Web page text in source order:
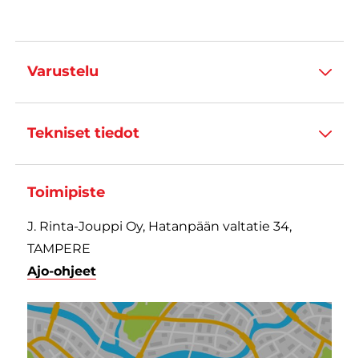
Varustelu
Tekniset tiedot
Toimipiste
J. Rinta-Jouppi Oy, Hatanpään valtatie 34,
TAMPERE
Ajo-ohjeet